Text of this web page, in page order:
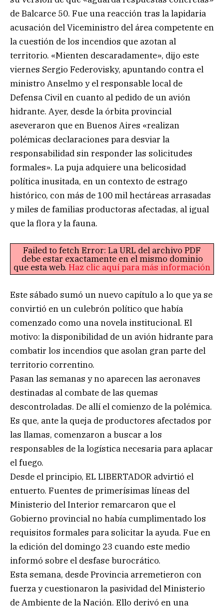
de Balcarce 50. Fue una reacción tras la lapidaria
acusación del Viceministro del área competente en
la cuestión de los incendios que azotan al
territorio. «Mienten descaradamente», dijo este
viernes Sergio Federovisky, apuntando contra el
ministro Anselmo y el responsable local de
Defensa Civil en cuanto al pedido de un avión
hidrante. Ayer, desde la órbita provincial
aseveraron que en Buenos Aires «realizan
polémicas declaraciones para desviar la
responsabilidad sin responder las solicitudes
formales». La puja adquiere una belicosidad
política inusitada, en un contexto de estrago
histórico, con más de 100 mil hectáreas arrasadas
y miles de familias productoras afectadas, al igual
que la flora y la fauna.
Failed to fetch Error: La URL del archivo PDF
debe estar exactamente en el mismo dominio
que esta web. Haz clic aquí para más información
Este sábado sumó un nuevo capítulo a lo que ya se
convirtió en un culebrón político que había
comenzado como una novela institucional. El
motivo: la disponibilidad de un avión hidrante para
combatir los incendios que asolan gran parte del
territorio correntino.
Pasan las semanas y no aparecen las aeronaves
destinadas al combate de las quemas
descontroladas. De allí el comienzo de la polémica.
Es que, ante la queja de productores afectados por
las llamas, comenzaron a buscar a los
responsables de la logística necesaria para aplacar
el fuego.
Desde el principio, EL LIBERTADOR advirtió el
entuerto. Fuentes de primerísimas líneas del
Ministerio del Interior remarcaron que el
Gobierno provincial no había cumplimentado los
requisitos formales para solicitar la ayuda. Fue en
la edición del domingo 23 cuando este medio
informó sobre el desfase burocrático.
Esta semana, desde Provincia arremetieron con
fuerza y cuestionaron la pasividad del Ministerio
de Ambiente de la Nación. Ello derivó en una